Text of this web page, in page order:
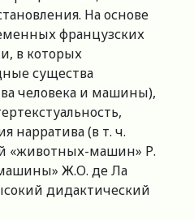
На основе
французских
в которых
существа
человека и машины),
нарратива (в т. ч.
«животных-машин» Р.
Ж.О. де Ла
дидактический